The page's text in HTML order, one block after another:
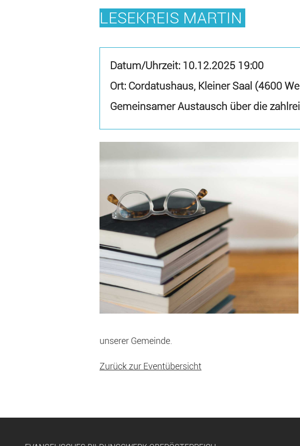
LESEKREIS MARTIN
Datum/Uhrzeit: 10.12.2025 19:00
Ort: Cordatushaus, Kleiner Saal (4600
Gemeinsamer Austausch über die
unserer Gemeinde.
Zurück zur Eventübersicht